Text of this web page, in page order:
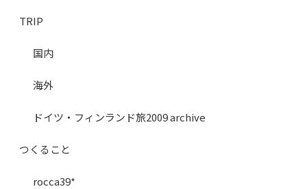
TRIP
国内
海外
ドイツ・フィンランド旅2009 archive
つくること
rocca39*